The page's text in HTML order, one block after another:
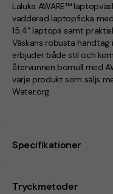
Laluka AWARE™
vadderad laptopficka
15.4" laptops samt
Väskans robusta
erbjuder både stil och
återvunnen bomull med
varje produkt som säljs
Water.org.
Specifikationer
Tryckmetoder